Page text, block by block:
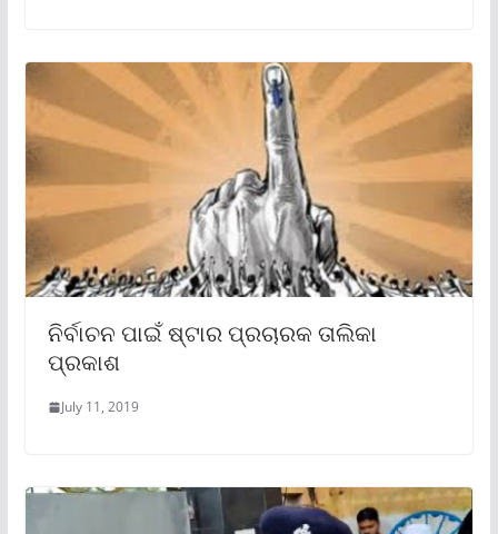
ନିର୍ବାଚନ ପାଇଁ ଷ୍ଟାର ପ୍ରଚାରକ ତାଲିକା
ପ୍ରକାଶ
July 11, 2019